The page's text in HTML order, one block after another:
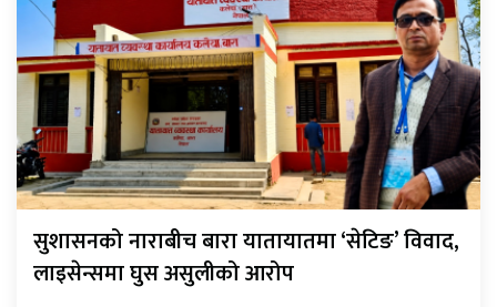
सुशासनको नाराबीच बारा यातायातमा ‘सेटिङ’ विवाद,
लाइसेन्समा घुस असुलीको आरोप